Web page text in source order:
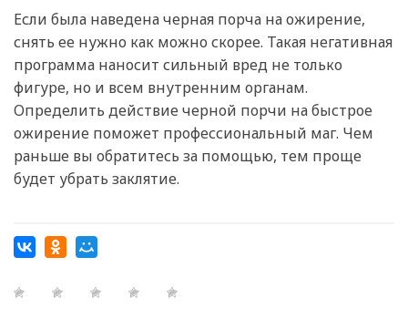
Если была наведена черная порча на ожирение,
снять ее нужно как можно скорее. Такая негативная
программа наносит сильный вред не только
фигуре, но и всем внутренним органам.
Определить действие черной порчи на быстрое
ожирение поможет профессиональный маг. Чем
раньше вы обратитесь за помощью, тем проще
будет убрать заклятие.